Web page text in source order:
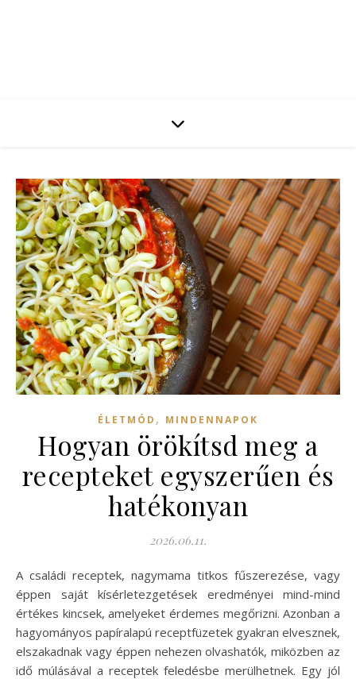
ÉLETMÓD , MINDENNAPOK
Hogyan örökítsd meg a
recepteket egyszerűen és
hatékonyan
2026.06.11.
A családi receptek, nagymama titkos fűszerezése, vagy
éppen saját kísérletezgetések eredményei mind-mind
értékes kincsek, amelyeket érdemes megőrizni. Azonban a
hagyományos papíralapú receptfüzetek gyakran elvesznek,
elszakadnak vagy éppen nehezen olvashatók, miközben az
idő múlásával a receptek feledésbe merülhetnek. Egy jól